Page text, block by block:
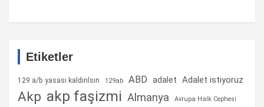
Etiketler
129 a/b yasası kaldırılsın 129ab ABD adalet Adalet istiyoruz
Akp akp faşizmi Almanya Avrupa Halk Cephesi